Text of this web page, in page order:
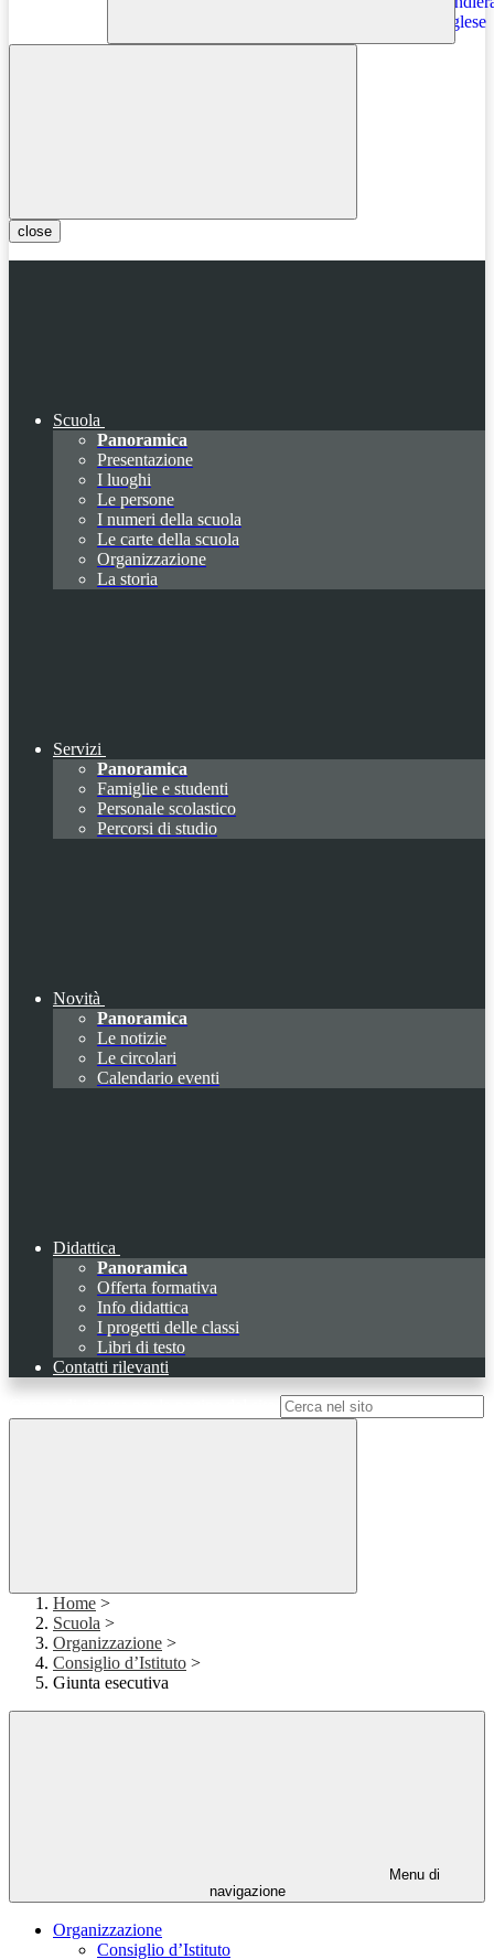
close
Scuola
Panoramica
Presentazione
I luoghi
Le persone
I numeri della scuola
Le carte della scuola
Organizzazione
La storia
Servizi
Panoramica
Famiglie e studenti
Personale scolastico
Percorsi di studio
Novità
Panoramica
Le notizie
Le circolari
Calendario eventi
Didattica
Panoramica
Offerta formativa
Info didattica
I progetti delle classi
Libri di testo
Contatti rilevanti
Home >
Scuola >
Organizzazione >
Consiglio d’Istituto >
Giunta esecutiva
Menu di
navigazione
Organizzazione
Consiglio d’Istituto